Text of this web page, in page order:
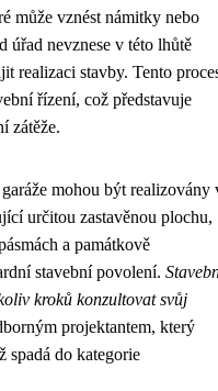
může vznést námitky nebo
úřad nevznese v této lhůtě
realizaci stavby. Tento
řízení, což představuje
zátěže.
mohou být realizovány
určitou zastavěnou plochu,
a památkově
stavební povolení.
kroků konzultovat svůj
projektantem, který
spadá do kategorie